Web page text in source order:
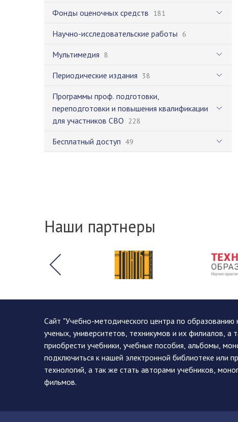
Фонды оценочных средств 181
Научно-исследовательские работы 6
Мультимедия 8
Периодические издания 38
Программы проф. подготовки,
переподготовки и повышения квалификации
для участников СВО 228
Бесплатный доступ 49
Наши партнеры
Сайт "Учебно-методического центра по
ученых, университетов, техникумов и их филиалов,
приобрести учебники, учебные пособия, альбомы,
подключиться к нашей электронной библиотеке или
технологий, а так же стать авторами учебников,
фильмов.